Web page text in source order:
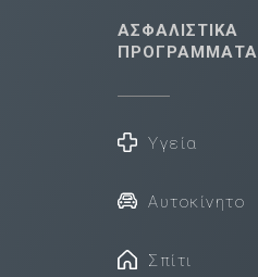
ΑΣΦΑΛΙΣΤΙΚΑ
ΠΡΟΓΡΑΜΜΑΤΑ
Υγεία
Αυτοκίνητο
Σπίτι